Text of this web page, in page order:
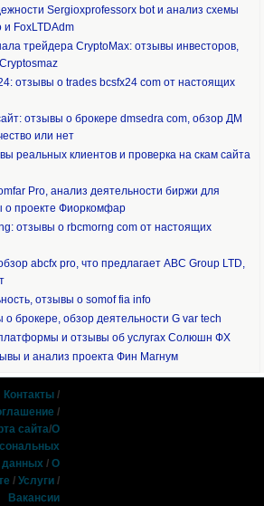
Sergioxprofessorx bot и анализ схемы
и FoxLTDAdm
трейдера CryptoMax: отзывы инвесторов,
отзывы о trades bcsfx24 com от настоящих
отзывы о брокере dmsedra com, обзор ДМ
или нет
реальных клиентов и проверка на скам сайта
Pro, анализ деятельности биржи для
о проекте Фиоркомфар
отзывы о rbcmorng com от настоящих
abcfx pro, что предлагает ABC Group LTD,
отзывы о somof fia info
брокере, обзор деятельности G var tech
и отзывы об услугах Солюшн ФХ
и анализ проекта Фин Магнум
Контакты /
/
сайта/О
данных /О
/Услуги /
Вакансии